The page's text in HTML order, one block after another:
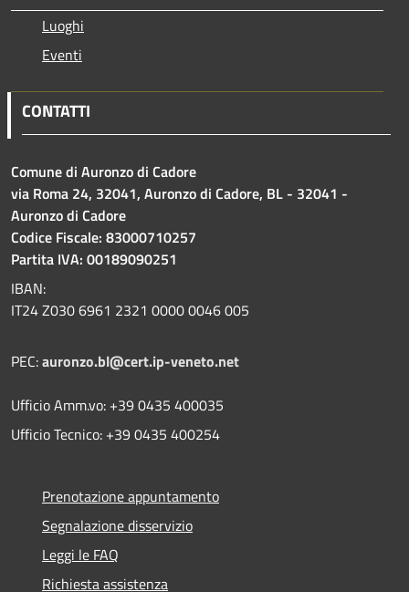
Luoghi
Eventi
CONTATTI
Comune di Auronzo di Cadore
via Roma 24, 32041, Auronzo di Cadore, BL - 32041 -
Auronzo di Cadore
Codice Fiscale: 83000710257
Partita IVA: 00189090251
IBAN:
IT24 Z030 6961 2321 0000 0046 005
PEC:auronzo.bl@cert.ip-veneto.net
Ufficio Amm.vo: +39 0435 400035
Ufficio Tecnico: +39 0435 400254
Prenotazione appuntamento
Segnalazione disservizio
Leggi le FAQ
Richiesta assistenza